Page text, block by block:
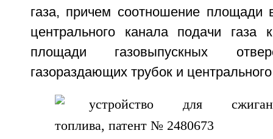
газа, причем соотношение площади
центрального канала подачи
площади газовыпускных
газораздающих трубок и